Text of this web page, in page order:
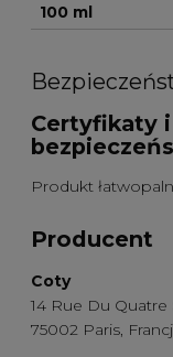
100 ml
Certyfikaty
Produkt
Producent
Coty
14 Rue Du
75002 Paris,